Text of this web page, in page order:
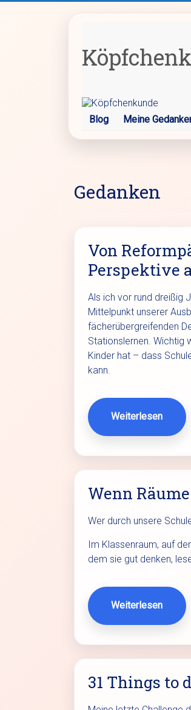
Blog Meine
Gedanken
Von
Perspektive
Als ich vor rund dreißig
Mittelpunkt unserer
fächerübergreifenden
Stationslernen. Wichtig
Kinder hat – dass
kann.
Weiterlesen
Wenn
Wer durch unsere
Im Klassenraum, auf
dem sie gut denken,
Weiterlesen
31 Things to